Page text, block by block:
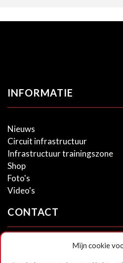
Mijn cookie
INFORMATIE
Nieuws
Circuit infrastructuur
Infrastructuur trainingszone
Shop
Foto's
Video's
CONTACT
RUMESM ASBL – Circuit Jules